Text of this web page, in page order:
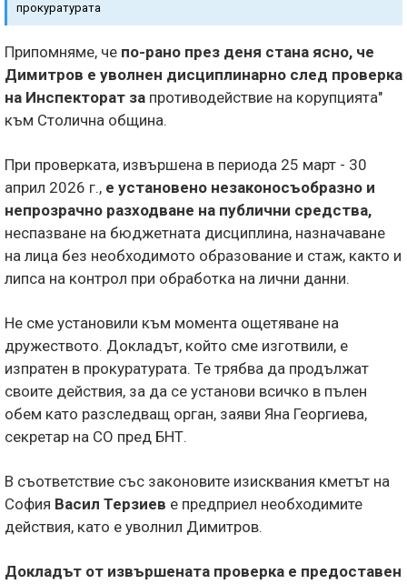
прокуратурата
Припомняме, че по-рано през деня стана ясно, че
Димитров е уволнен дисциплинарно след проверка
на Инспекторат за противодействие на корупцията"
към Столична община.
При проверката, извършена в периода 25 март - 30
април 2026 г., е установено незаконосъобразно и
непрозрачно разходване на публични средства,
неспазване на бюджетната дисциплина, назначаване
на лица без необходимото образование и стаж, както и
липса на контрол при обработка на лични данни.
Не сме установили към момента ощетяване на
дружеството. Докладът, който сме изготвили, е
изпратен в прокуратурата. Те трябва да продължат
своите действия, за да се установи всичко в пълен
обем като разследващ орган, заяви Яна Георгиева,
секретар на СО пред БНТ.
В съответствие със законовите изисквания кметът на
София Васил Терзиев е предприел необходимите
действия, като е уволнил Димитров.
Докладът от извършената проверка е предоставен